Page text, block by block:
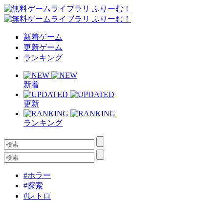
新着ゲーム
更新ゲーム
ランキング
新着
更新
ランキング
#ホラー
#探索
#レトロ